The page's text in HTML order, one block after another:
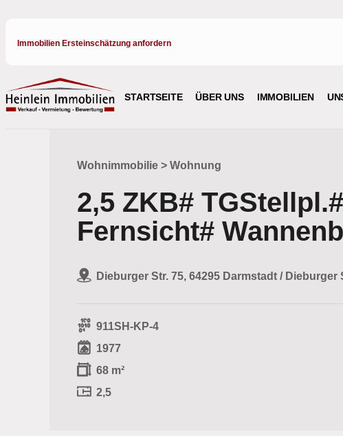
Immobilien Ersteinschätzung anfordern
STARTSEITE ÜBER UNS IMMOBILIEN
Wohnimmobilie > Wohnung
2,5 ZKB#
Fernsicht#
Dieburger Str. 75, 64295 Darmstadt / Dieburger
911SH-KP-4
1977
68 m²
2,5